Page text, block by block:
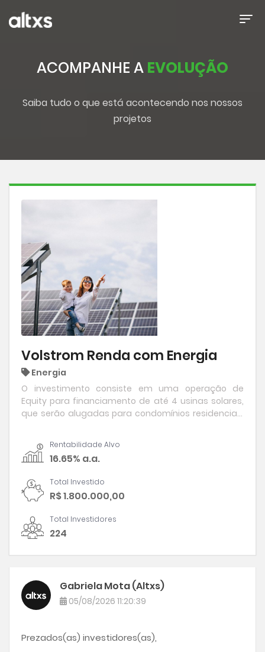
ACOMPANHE A EVOLUÇÃO
Saiba tudo o que está acontecendo nos nossos
projetos
Volstrom Renda com Energia
Energia
O investimento consiste em uma operação de
Equity para financiamento de até 4 usinas solares,
que serão alugadas para condomínios residenciais
Rentabilidade Alvo
16.65% a.a.
Total Investido
R$ 1.800.000,00
Total Investidores
224
Gabriela Mota (Altxs)
05/08/2026 11:20:39
Prezados(as) investidores(as),